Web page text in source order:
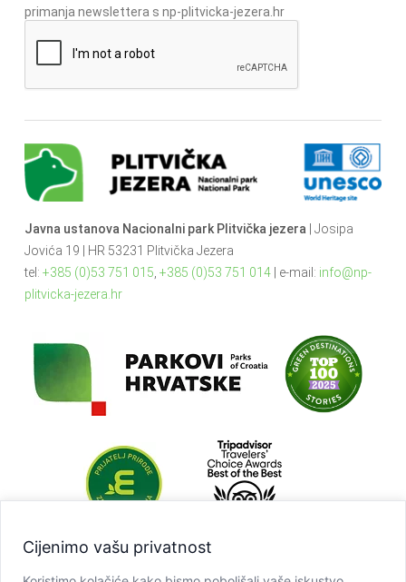
Cijenimo vašu privatnost
primanja newslettera s np-plitvicka-jezera.hr
Javna ustanova Nacionalni park Plitvička jezera| Josipa
Jovića 19 | HR 53231 Plitvička Jezera
tel: +385 (0)53 751 015, +385 (0)53 751 014| e-mail: info@np-
plitvicka-jezera.hr